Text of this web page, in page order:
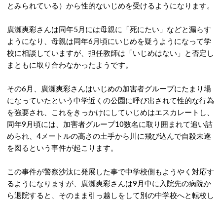
とみられている）から性的ないじめを受けるようになります。
廣瀬爽彩さんは同年5月には母親に「死にたい」などと漏らす
ようになり、母親は同年6月頃にいじめを疑うようになって学
校に相談していますが、担任教師は「いじめはない」と否定し
まともに取り合わなかったようです。
その6月、廣瀬爽彩さんはいじめの加害者グループにたまり場
になっていたという中学近くの公園に呼び出されて性的な行為
を強要され、これをきっかけにしていじめはエスカレートし、
同年9月頃には、加害者グループ10数名に取り囲まれて追い詰
められ、4メートルの高さの土手から川に飛び込んで自殺未遂
を図るという事件が起こります。
この事件が警察沙汰に発展した事で中学校側もようやく対応す
るようになりますが、廣瀬爽彩さんは9月中に入院先の病院か
ら退院すると、そのまま引っ越しをして別の中学校へと転校し